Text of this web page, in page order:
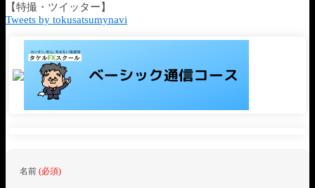
【特撮・ツイッター】
Tweets by tokusatsumynavi
名前 (必須)